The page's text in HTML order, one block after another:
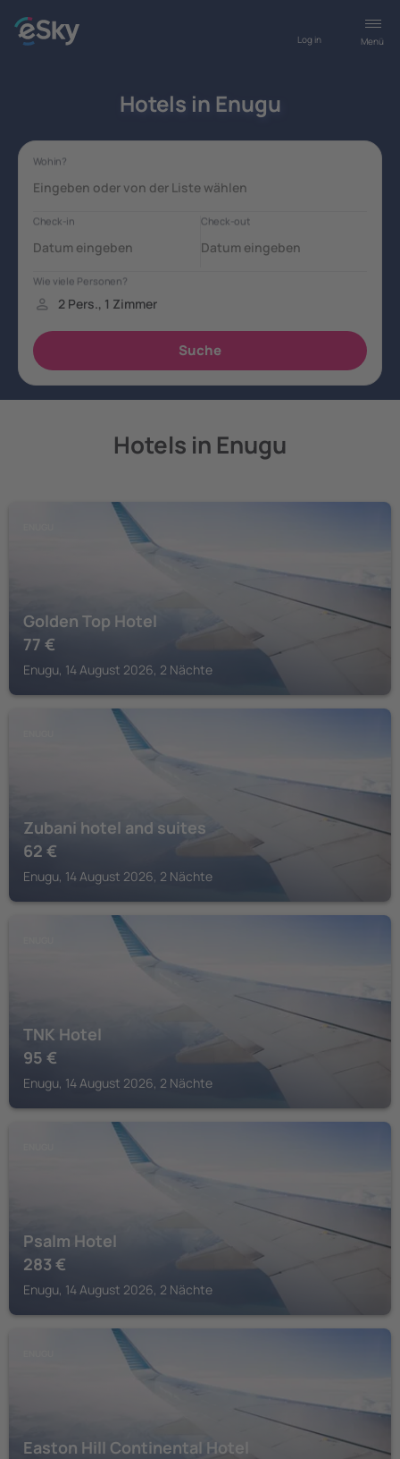
Menü
Log in
Hotels in Enugu
Hotels in Enugu
Golden Top Hotel
77 €
Enugu, 14 August 2026, 2 Nächte
Zubani hotel and suites
62 €
Enugu, 14 August 2026, 2 Nächte
TNK Hotel
95 €
Enugu, 14 August 2026, 2 Nächte
Psalm Hotel
283 €
Enugu, 14 August 2026, 2 Nächte
Easton Hill Continental Hotel